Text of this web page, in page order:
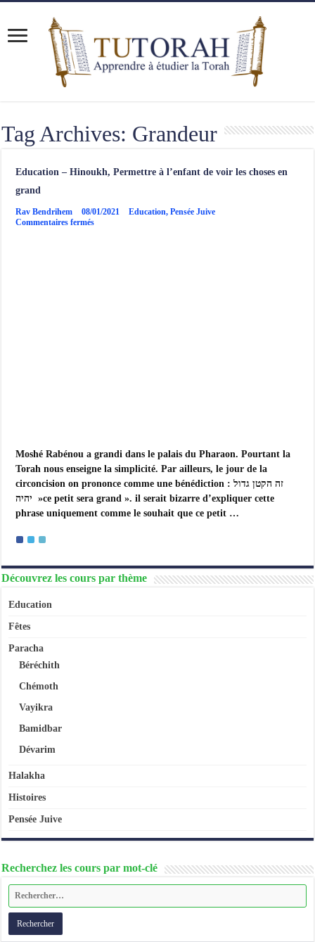
Tag Archives: Grandeur
Education – Hinoukh, Permettre à l’enfant de voir les choses en
grand
Rav Bendrihem 08/01/2021 Education,Pensée Juive
Commentaires ferméssur
Moshé Rabénou a grandi dans le palais du Pharaon. Pourtant la
Torah nous enseigne la simplicité. Par ailleurs, le jour de la
circoncision on prononce comme une bénédiction : זה הקטן גדול
יהיה »ce petit sera grand ». il serait bizarre d’expliquer cette
phrase uniquement comme le souhait que ce petit …
Découvrez les cours par thème
Education
Fêtes
Paracha
Béréchith
Chémoth
Vayikra
Bamidbar
Dévarim
Halakha
Histoires
Pensée Juive
Recherchez les cours par mot-clé